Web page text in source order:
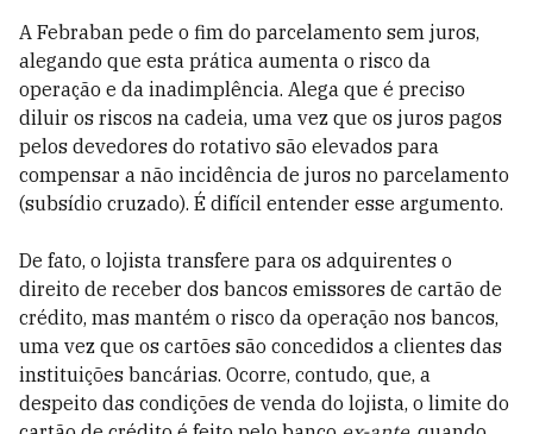
A Febraban pede o fim do parcelamento sem juros,
alegando que esta prática aumenta o risco da
operação e da inadimplência. Alega que é preciso
diluir os riscos na cadeia, uma vez que os juros pagos
pelos devedores do rotativo são elevados para
compensar a não incidência de juros no parcelamento
(subsídio cruzado). É difícil entender esse argumento.
De fato, o lojista transfere para os adquirentes o
direito de receber dos bancos emissores de cartão de
crédito, mas mantém o risco da operação nos bancos,
uma vez que os cartões são concedidos a clientes das
instituições bancárias. Ocorre, contudo, que, a
despeito das condições de venda do lojista, o limite do